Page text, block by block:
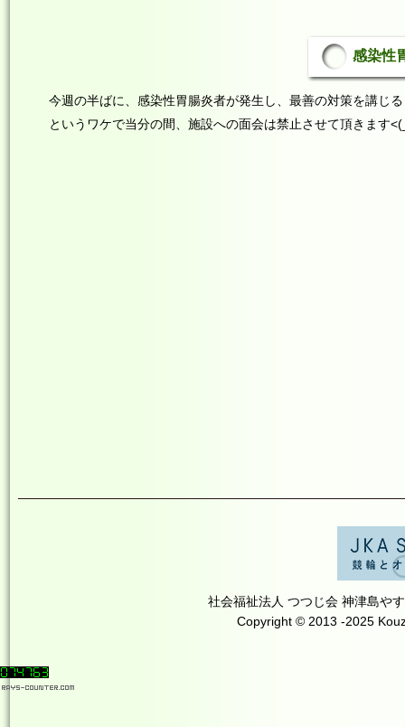
感染性
今週の半ばに、感染性胃腸炎者が発生し、最善の対策を講じ
というワケで当分の間、施設への面会は禁止させて頂きま
社会福祉法人 つつじ会 神津島や
Copyright © 2013 -2025